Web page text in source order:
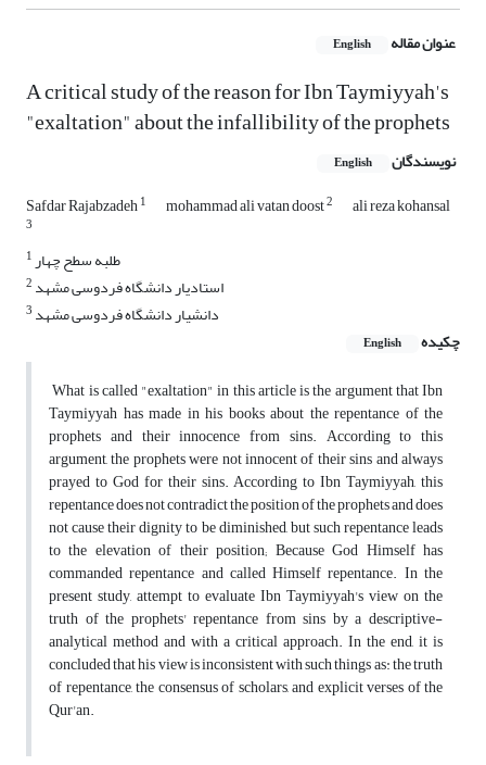
عنوان مقاله English
A critical study of the reason for Ibn Taymiyyah's
"exaltation" about the infallibility of the prophets
نویسندگان English
Safdar Rajabzadeh1 mohammad ali vatan doost2 ali reza kohansal
3
1طلبه سطح چهار
2 استادیار دانشگاه فردوسی مشهد
3 دانشیار دانشگاه فردوسی مشهد
چکیده
English
What is called "exaltation" in this article is the argument that Ibn
Taymiyyah has made in his books about the repentance of the
prophets and their innocence from sins. According to this
argument, the prophets were not innocent of their sins and always
prayed to God for their sins. According to Ibn Taymiyyah, this
repentance does not contradict the position of the prophets and does
not cause their dignity to be diminished, but such repentance leads
to the elevation of their position; Because God Himself has
commanded repentance and called Himself repentance. In the
present study, attempt to evaluate Ibn Taymiyyah's view on the
truth of the prophets' repentance from sins by a descriptive-
analytical method and with a critical approach. In the end, it is
concluded that his view is inconsistent with such things as: the truth
of repentance, the consensus of scholars, and explicit verses of the
Qur'an.